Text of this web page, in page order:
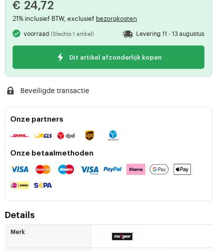
€ 24,72
21% inclusief BTW, exclusief bezorgkosten
voorraad(Slechts 1 artikel) Levering 11 - 13 augustus
Dit artikel afzonderlijk kopen
Beveiligde transactie
Onze partners
Onze betaalmethoden
Details
Merk